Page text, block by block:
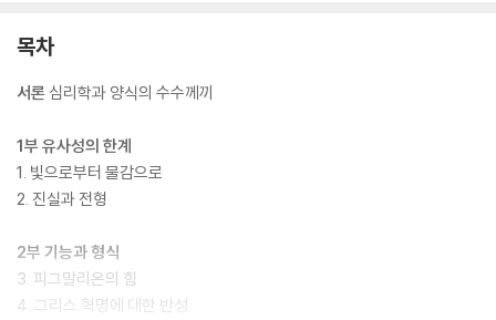
목차
서론 심리학과 양식의 수수께끼
1부 유사성의 한계
1. 빛으로부터 물감으로
2. 진실과 전형
2부 기능과 형식
3. 피그말리온의 힘
4. 그리스 혁명에 대한 반성